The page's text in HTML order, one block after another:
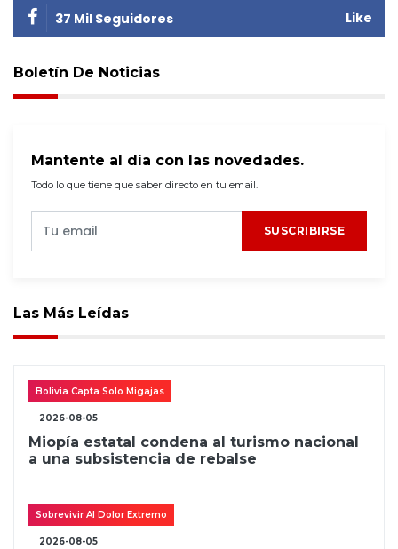
37 Mil Seguidores Like
Boletín De Noticias
Mantente al día con las novedades.
Todo lo que tiene que saber directo en tu email.
SUSCRIBIRSE
Las Más Leídas
Bolivia Capta Solo Migajas
2026-08-05
Miopía estatal condena al turismo nacional
a una subsistencia de rebalse
Sobrevivir Al Dolor Extremo
2026-08-05